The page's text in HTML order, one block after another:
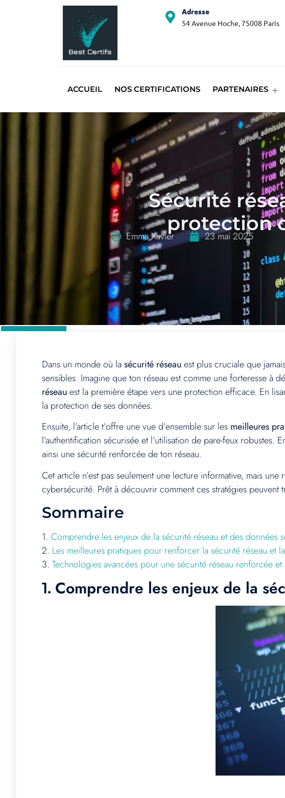
Adresse
54 Avenue Hoche, 75008 Paris
ACCUEIL NOS CERTIFICATIONS PARTENAIRES
Sécurité
protection
Emma Xavier 23 mai 2025
Dans un monde où lasécurité réseau est plus cruciale que
sensibles. Imagine que ton réseau est comme une forteresse à
réseau est la première étape vers une protection efficace. En
la protection de ses données.
Ensuite, l’article t’offre une vue d’ensemble sur les meilleures
l’authentification sécurisée et l’utilisation de pare-feux robustes.
ainsi une sécurité renforcée de ton réseau.
Cet article n’est pas seulement une lecture informative, mais
cybersécurité. Prêt à découvrir comment ces stratégies
Sommaire
1. Comprendre les enjeux de la sécurité réseau et des données
2. Les meilleures pratiques pour renforcer la sécurité réseau et
3. Technologies avancées pour une sécurité réseau renforcée
1. Comprendre les enjeux de la